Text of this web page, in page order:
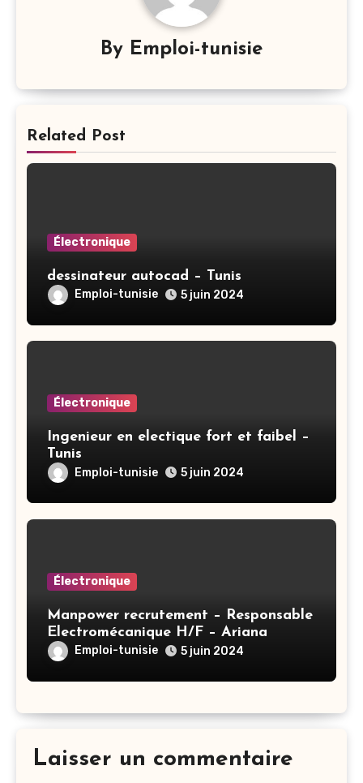
By Emploi-tunisie
Related Post
Électronique
dessinateur autocad – Tunis
Emploi-tunisie 5 juin 2024
Électronique
Ingenieur en electique fort et faibel –
Tunis
Emploi-tunisie 5 juin 2024
Électronique
Manpower recrutement – Responsable
Electromécanique H/F – Ariana
Emploi-tunisie 5 juin 2024
Laisser un commentaire